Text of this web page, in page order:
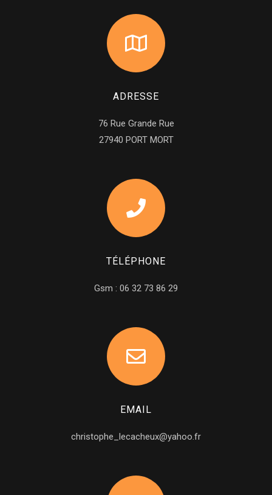
ADRESSE
76 Rue Grande Rue
27940 PORT MORT
TÉLÉPHONE
Gsm : 06 32 73 86 29
EMAIL
christophe_lecacheux@yahoo.fr